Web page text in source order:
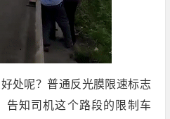
处呢？普通反光膜限速标志
告知司机这个路段的限制车